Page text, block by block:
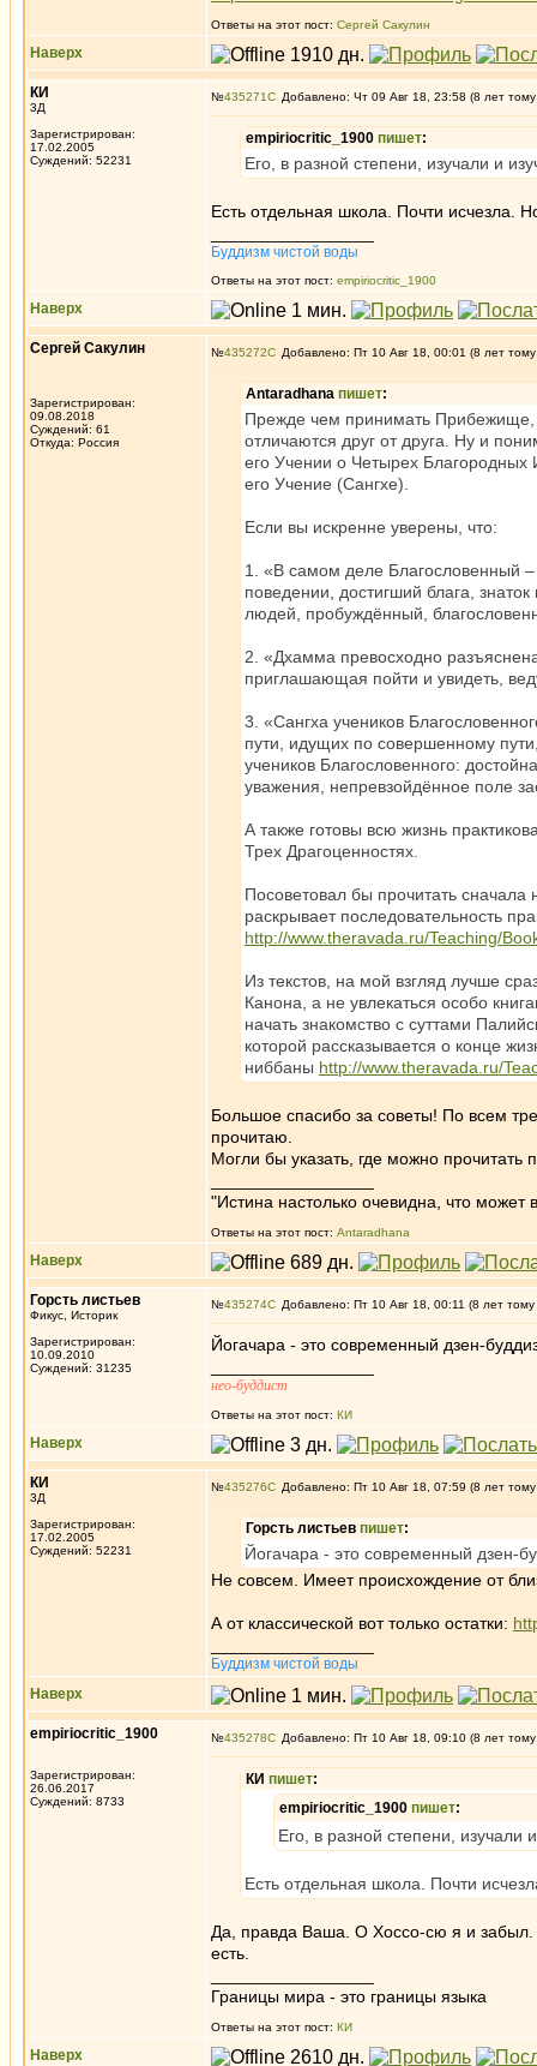
Ответы на этот пост: Сергей Сакулин
Наверх
КИ
3Д
Зарегистрирован:
17.02.2005
Суждений: 52231
№435271 Добавлено: Чт 09 Авг 18, 23:58 (8 лет
empiriocritic_1900 пишет:
Его, в разной степени, изучали и
Есть отдельная школа. Почти исчезла.
Буддизм чистой воды
Ответы на этот пост: empiriocritic_1900
Наверх
Сергей Сакулин
Зарегистрирован:
09.08.2018
Суждений: 61
Откуда: Россия
№435272 Добавлено: Пт 10 Авг 18, 00:01 (8 лет
Antaradhana пишет:
Прежде чем принимать Прибежище,
отличаются друг от друга. Ну и
его Учении о Четырех Благородных
его Учение (Сангхе).
Если вы искренне уверены, что:
1. «В самом деле Благословенный
поведении, достигший блага,
людей, пробуждённый,
2. «Дхамма превосходно
приглашающая пойти и увидеть,
3. «Сангха учеников
пути, идущих по совершенному
учеников Благословенного:
уважения, непревзойдённое поле
А также готовы всю жизнь
Трех Драгоценностях.
Посоветовал бы прочитать сначала
раскрывает последовательность
http://www.theravada.ru/Teaching/
Из текстов, на мой взгляд лучше
Канона, а не увлекаться особо
начать знакомство с суттами
которой рассказывается о конце
ниббаны http://www.theravada.ru/
Большое спасибо за советы! По всем
прочитаю.
Могли бы указать, где можно
"Истина настолько очевидна, что может
Ответы на этот пост: Antaradhana
Наверх
Горсть листьев
Фикус, Историк
Зарегистрирован:
10.09.2010
Суждений: 31235
№435274 Добавлено: Пт 10 Авг 18, 00:11 (8 лет тому
Йогачара - это современный дзен-
нео-буддист
Ответы на этот пост: КИ
Наверх
КИ
3Д
Зарегистрирован:
17.02.2005
Суждений: 52231
№435276 Добавлено: Пт 10 Авг 18, 07:59 (8 лет
Горсть листьев пишет:
Йогачара - это современный дзен-
Не совсем. Имеет происхождение от
А от классической вот только остатки:
Буддизм чистой воды
Наверх
empiriocritic_1900
Зарегистрирован:
26.06.2017
Суждений: 8733
№435278 Добавлено: Пт 10 Авг 18, 09:10 (8 лет
КИ пишет:
empiriocritic_1900 пишет:
Его, в разной степени, изучали
Есть отдельная школа. Почти
Да, правда Ваша. О Хоссо-сю я и забыл.
есть.
Границы мира - это границы языка
Ответы на этот пост: КИ
Наверх